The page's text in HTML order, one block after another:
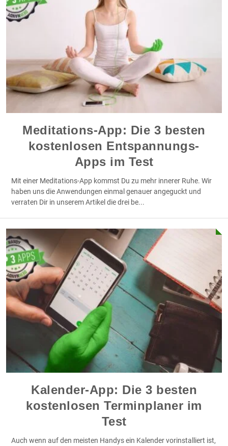
Meditations-App: Die 3 besten
kostenlosen Entspannungs-
Apps im Test
Mit einer Meditations-App kommst Du zu mehr innerer Ruhe. Wir
haben uns die Anwendungen einmal genauer angeguckt und
verraten Dir in unserem Artikel die drei be...
Kalender-App: Die 3 besten
kostenlosen Terminplaner im
Test
Auch wenn auf den meisten Handys ein Kalender vorinstalliert ist,